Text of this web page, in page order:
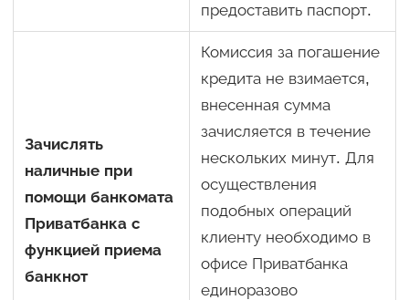
предоставить паспорт.
Зачислять
наличные при
помощи банкомата
Приватбанка с
функцией приема
банкнот
Комиссия за погашение
кредита не взимается,
внесенная сумма
зачисляется в течение
нескольких минут. Для
осуществления
подобных операций
клиенту необходимо в
офисе Приватбанка
единоразово